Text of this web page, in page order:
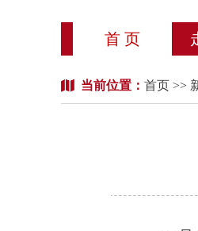
首 页
当前位置： 首页 >>